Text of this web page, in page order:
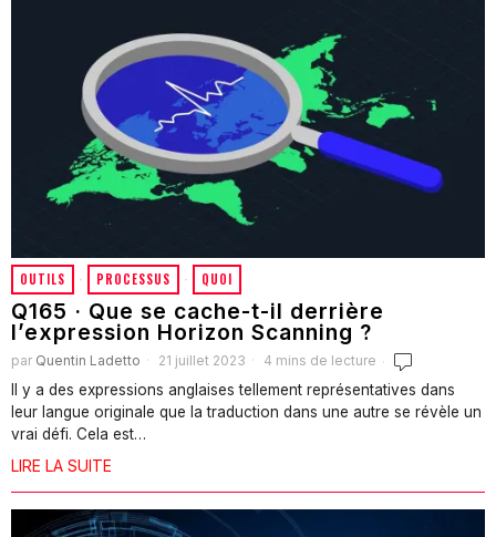
OUTILS · PROCESSUS · QUOI
Q165 · Que se cache-t-il derrière
l’expression Horizon Scanning ?
par Quentin Ladetto 21 juillet 2023 4 mins de lecture
Il y a des expressions anglaises tellement représentatives dans
leur langue originale que la traduction dans une autre se révèle un
vrai défi. Cela est…
LIRE LA SUITE